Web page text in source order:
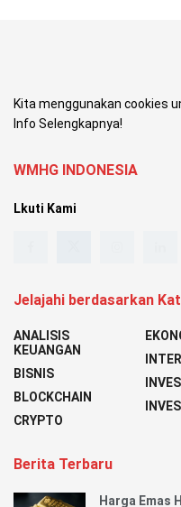
Kita menggunakan cookies
Info Selengkapnya!
WMHG INDONESIA
Lkuti Kami
Jelajahi berdasarkan
ANALISIS
KEUANGAN
BISNIS
BLOCKCHAIN
CRYPTO
Berita Terbaru
Harga Emas